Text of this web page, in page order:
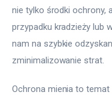
nie tylko środki ochrony,
przypadku kradzieży lub
nam na szybkie
zminimalizowanie strat.
Ochrona mienia to temat